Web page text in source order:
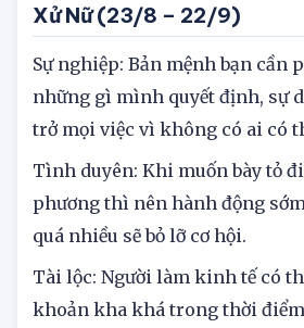
Xử Nữ (23/8 – 22/9)
Sự nghiệp: Bản mệnh bạn cần
những gì mình quyết định, sự
trở mọi việc vì không có ai có
Tình duyên: Khi muốn bày tỏ
phương thì nên hành động
quá nhiều sẽ bỏ lỡ cơ hội.
Tài lộc: Người làm kinh tế có
khoản kha khá trong thời điểm